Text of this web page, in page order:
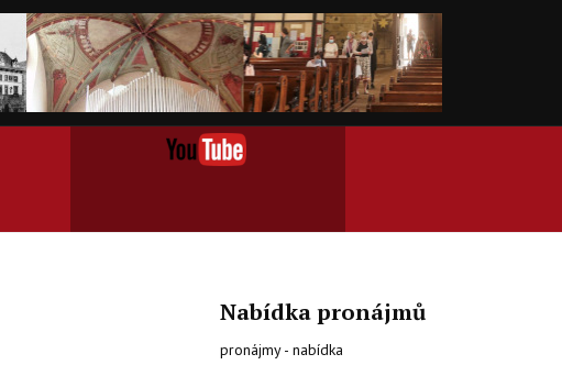
Nabídka pronájmů
pronájmy - nabídka